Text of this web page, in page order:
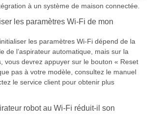
à un système de maison connectée.
les paramètres Wi-Fi de mon
les paramètres Wi-Fi dépend de la
de l’aspirateur automatique, mais sur la
vous devrez appuyer sur le bouton « Reset
pas à votre modèle, consultez le manuel
le service client pour obtenir plus
robot au Wi-Fi réduit-il son